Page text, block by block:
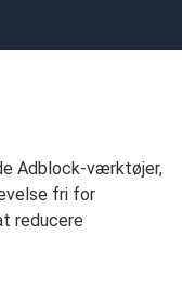
Adblock-værktøjer,
fri for
reducere